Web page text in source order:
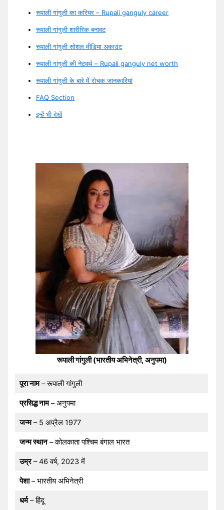
रूपाली गांगुली का करियर – Rupali ganguly career
रूपाली गांगुली शारीरिक बनावट
रूपाली गांगुली सोशल मीडिया अकाउंट
रूपाली गांगुली की नेटवर्थ – Rupali ganguly net worth
रूपाली गांगुली के बारे में रोचक जानकारियां
FAQ Section
इन्हें भी देखें
रूपाली गांगुली (भारतीय अभिनेत्री, अनुपमा)
पूरा नाम– रूपाली गांगुली
प्रसिद्ध नाम– अनुपमा
जन्म– 5 अप्रैल 1977
जन्म स्थान– कोलकाता पश्चिम बंगाल भारत
उम्र– 46 वर्ष, 2023 में
पेशा– भारतीय अभिनेत्री
धर्म– हिंदू